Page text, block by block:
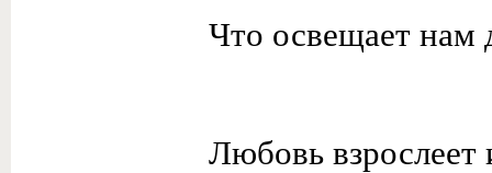
Что освещает нам
Любовь взрослеет